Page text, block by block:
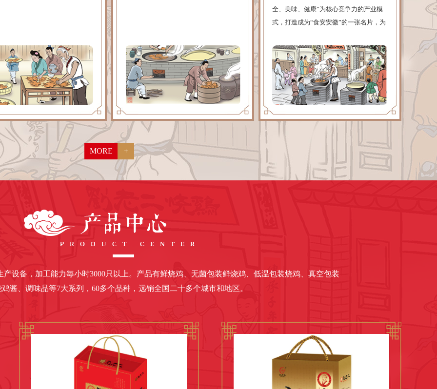
全、美味、健康”为核心竞争力的产业模
式，打造成为“食安安徽”的一张名片，为
献...
MORE +
设备，加工能力毎小时3000只以上。产品有鲜烧鸡、无菌包装鲜烧鸡、低温包装烧鸡、真空包装
酱、调味品等7大系列，60多个品种，远销全国二十多个城市和地区。